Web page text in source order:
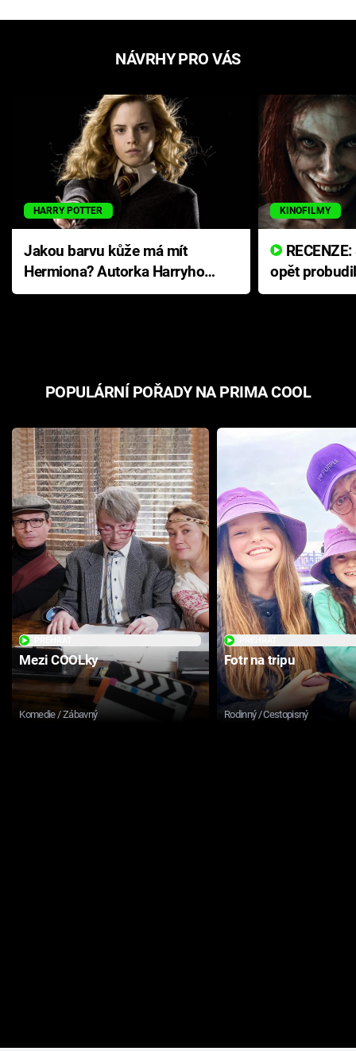
NÁVRHY PRO VÁS
HARRY POTTER
Jakou barvu kůže má mít
Hermiona? Autorka Harryho
Pottera přišla s ráznou
KINOFILMY
opět
přichází s
POPULÁRNÍ POŘADY NA PRIMA COOL
Mezi COOLky
Komedie / Zábavný
Fotr na tripu
Rodinný / Cestopisný